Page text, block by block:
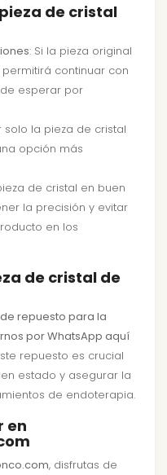
de cristal
: Si la pieza original
continuar con
esperar por
solo la pieza de cristal
opción más
de cristal en buen
la precisión y evitar
en los
de cristal de
repuesto para la
por WhatsApp aquí
repuesto es crucial
estado y asegurar la
de endoterapia.
en
, disfrutas de